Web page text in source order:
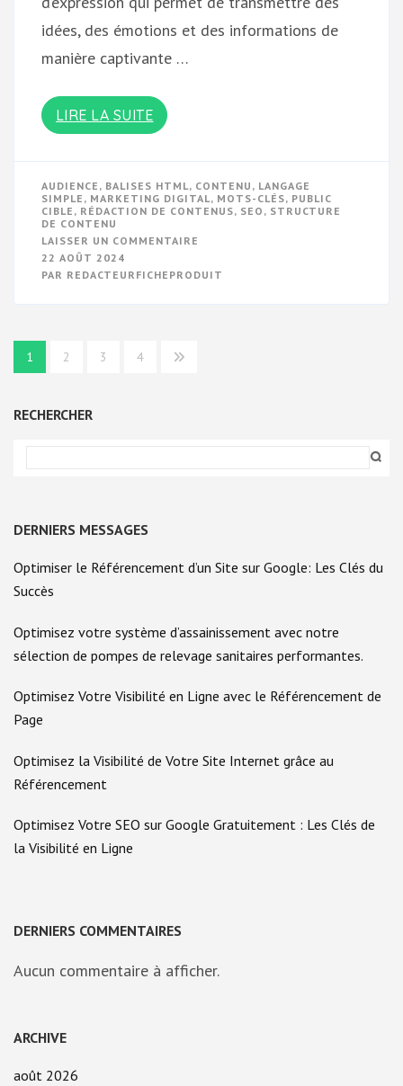
idées, des émotions et des informations de
manière captivante …
LIRE LA SUITE
AUDIENCE , BALISES HTML, CONTENU , LANGAGE
SIMPLE , MARKETING DIGITAL, MOTS-CLÉS, PUBLIC
CIBLE , RÉDACTION DE CONTENUS, SEO , STRUCTURE
DE CONTENU
LAISSER UN COMMENTAIRE
DE
22 AOÛT 2024
PAR REDACTEURFICHEPRODUIT
Navigation
des
articles
1 2 3 4
RECHERCHER
DERNIERS MESSAGES
Optimiser le Référencement d’un Site sur Google: Les Clés du
Succès
Optimisez votre système d’assainissement avec notre
sélection de pompes de relevage sanitaires performantes.
Optimisez Votre Visibilité en Ligne avec le Référencement de
Page
Optimisez la Visibilité de Votre Site Internet grâce au
Référencement
Optimisez Votre SEO sur Google Gratuitement : Les Clés de
la Visibilité en Ligne
DERNIERS COMMENTAIRES
Aucun commentaire à afficher.
ARCHIVE
août 2026